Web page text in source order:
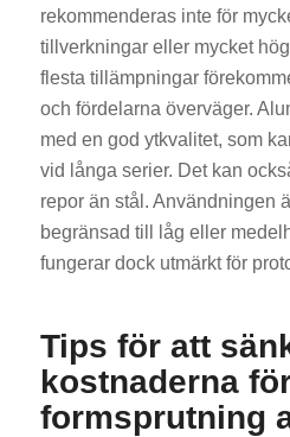
rekommenderas inte för
tillverkningar eller mycket
flesta tillämpningar
och fördelarna överväger.
med en god ytkvalitet, som
vid långa serier. Det kan
repor än stål. Användningen
begränsad till låg eller
fungerar dock utmärkt för
Tips för att
kostnaderna
formsprutning